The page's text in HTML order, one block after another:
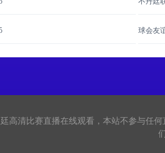
球会友
高清比赛直播在线观看，本站不参与任